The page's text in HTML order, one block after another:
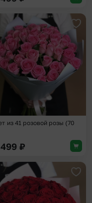
в избранное
из 41 розовой розы (70
₽
в избранное